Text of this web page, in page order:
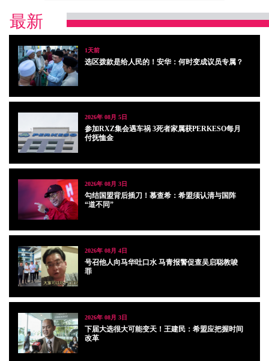
最新
1天前
选区拨款是给人民的！安华：何时变成议员专属？
2026年 08月 5日
参加RXZ集会遇车祸 3死者家属获PERKESO每月
付抚恤金
2026年 08月 3日
勾结国盟背后插刀！慕查希：希盟须认清与国阵
“道不同”
2026年 08月 4日
号召他人向马华吐口水 马青报警促查吴启聪教唆
罪
2026年 08月 3日
下届大选很大可能变天！王建民：希盟应把握时间
改革